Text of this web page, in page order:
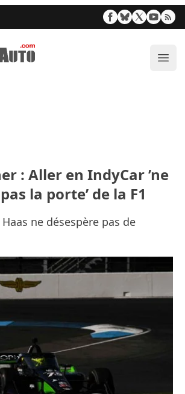
: Aller en IndyCar ’ne
la porte’ de la F1
Haas ne désespère pas de